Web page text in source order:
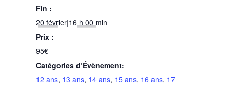
Fin :
20 février|16 h 00 min
Prix :
95€
Catégories d’Évènement:
12 ans, 13 ans, 14 ans, 15 ans, 16 ans, 17